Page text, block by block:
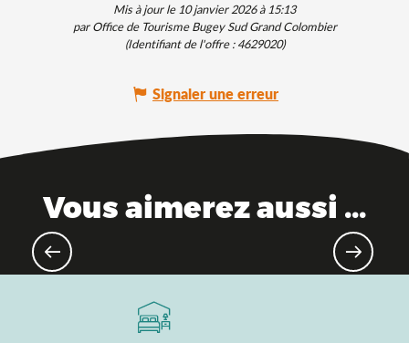
Mis à jour le 10 janvier 2026 à 15:13
par Office de Tourisme Bugey Sud Grand Colombier
(Identifiant de l'offre :4629020)
Signaler une erreur
Vous aimerez aussi ...
Patrimoine industriel & savoir-faire